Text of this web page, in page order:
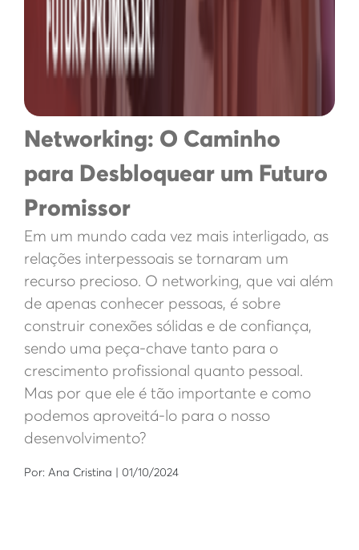
Networking: O Caminho
para Desbloquear um Futuro
Promissor
Em um mundo cada vez mais interligado, as
relações interpessoais se tornaram um
recurso precioso. O networking, que vai além
de apenas conhecer pessoas, é sobre
construir conexões sólidas e de confiança,
sendo uma peça-chave tanto para o
crescimento profissional quanto pessoal.
Mas por que ele é tão importante e como
podemos aproveitá-lo para o nosso
desenvolvimento?
Por: Ana Cristina | 01/10/2024